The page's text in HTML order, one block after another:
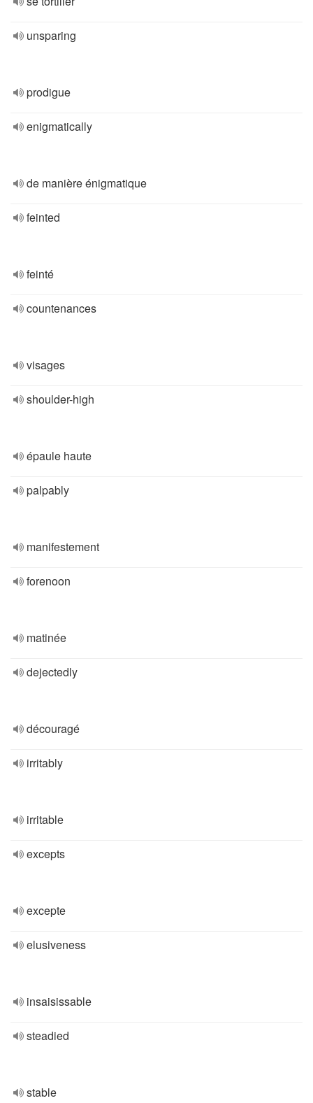
unsparing
prodigue
enigmatically
de manière énigmatique
feinted
feinté
countenances
visages
shoulder-high
épaule haute
palpably
manifestement
forenoon
matinée
dejectedly
découragé
irritably
irritable
excepts
excepte
elusiveness
insaisissable
steadied
stable